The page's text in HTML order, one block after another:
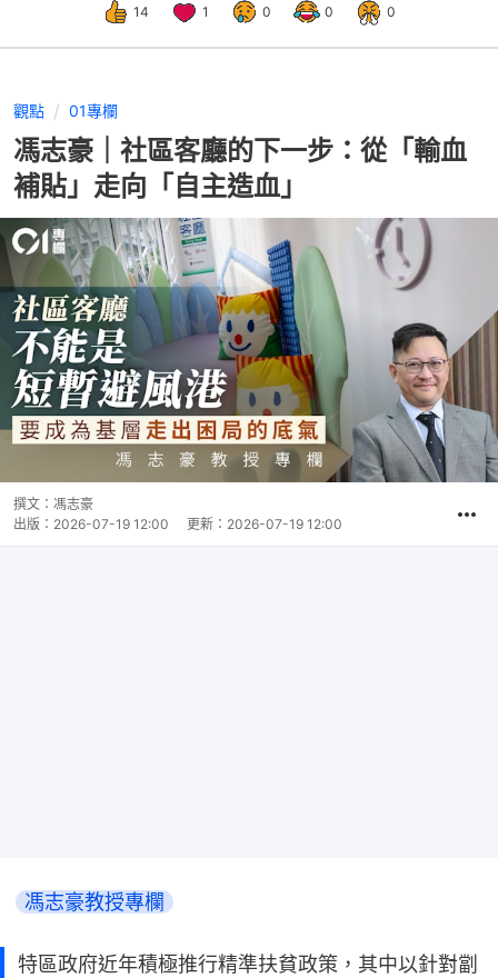
14 1 0 0 0
觀點 01專欄
馮志豪｜社區客廳的下一步：從「輸血
補貼」走向「自主造血」
撰文： 馮志豪
出版： 2026-07-19 12:00 更新： 2026-07-19 12:00
馮志豪教授專欄
特區政府近年積極推行精準扶貧政策，其中以針對劏